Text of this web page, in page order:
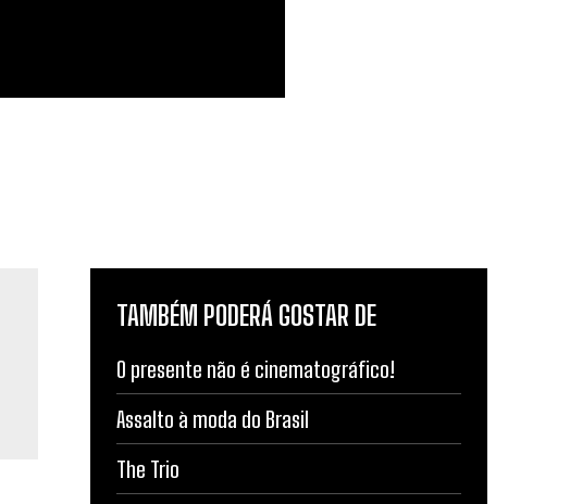
TAMBÉM PODERÁ GOSTAR DE
O presente não é cinematográfico!
Assalto à moda do Brasil
The Trio